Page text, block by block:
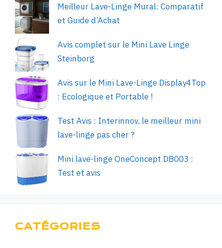
Meilleur Lave-Linge Mural: Comparatif
et Guide d’Achat
Avis complet sur le Mini Lave Linge
Steinborg
Avis sur le Mini Lave-Linge Display4Top
: Ecologique et Portable !
Test Avis : Interinnov, le meilleur mini
lave-linge pas cher ?
Mini lave-linge OneConcept DB003 :
Test et avis
CATÉGORIES